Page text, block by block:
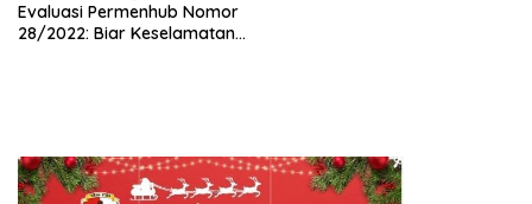
Evaluasi Permenhub Nomor
28/2022: Biar Keselamatan